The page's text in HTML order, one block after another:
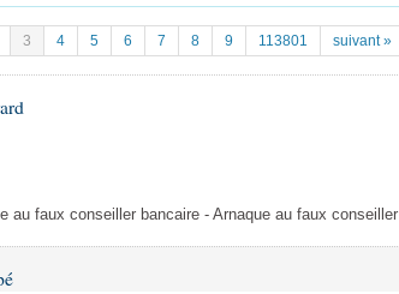
3 4 5 6 7 8 9 113801 suivant »
au faux conseiller bancaire - Arnaque au faux conseiller